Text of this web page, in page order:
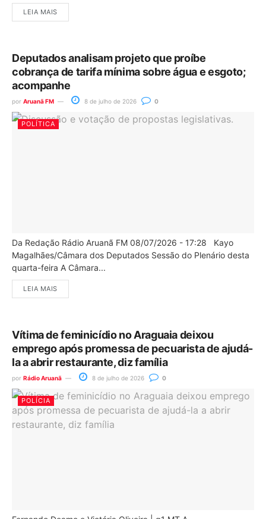
LEIA MAIS
Deputados analisam projeto que proíbe
cobrança de tarifa mínima sobre água e esgoto;
acompanhe
por Aruanã FM 8 de julho de 2026 0
POLÍTICA
Da Redação Rádio Aruanã FM 08/07/2026 - 17:28 Kayo
Magalhães/Câmara dos Deputados Sessão do Plenário desta
quarta-feira A Câmara...
LEIA MAIS
Vítima de feminicídio no Araguaia deixou
emprego após promessa de pecuarista de ajudá-
la a abrir restaurante, diz família
por Rádio Aruanã 8 de julho de 2026 0
POLÍCIA